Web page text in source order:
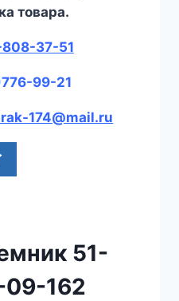
товара.
37-51
99-21
174@mail.ru
51-
162